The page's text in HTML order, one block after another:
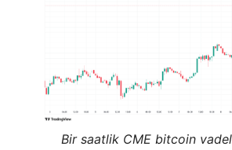
Bir saatlik CME bitcoin